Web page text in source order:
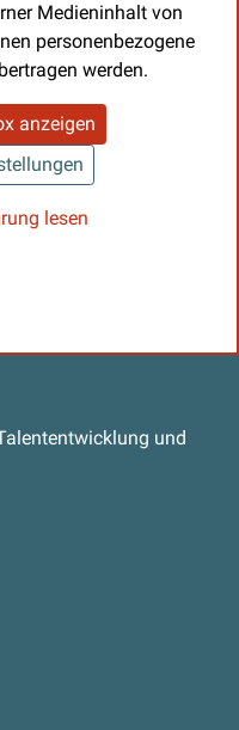
Medieninhalt von
personenbezogene
werden.
anzeigen
lesen
und